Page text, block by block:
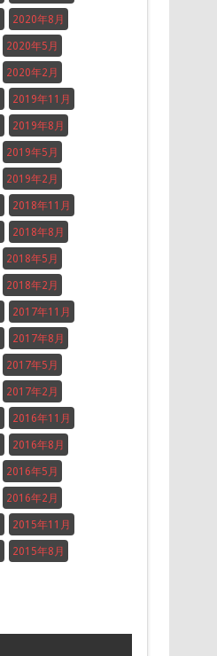
2020年8月
2020年5月
2020年2月
2019年11月
2019年8月
2019年5月
2019年2月
2018年11月
2018年8月
2018年5月
2018年2月
2017年11月
2017年8月
2017年5月
2017年2月
2016年11月
2016年8月
2016年5月
2016年2月
2015年11月
2015年8月